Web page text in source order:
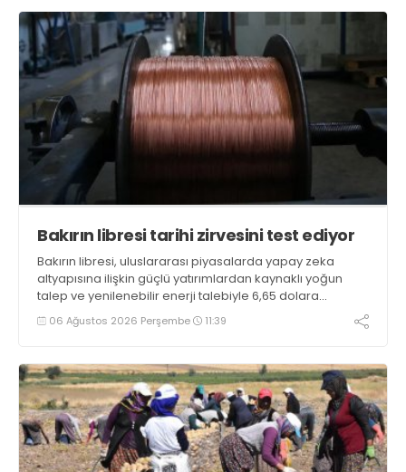
Bakırın libresi tarihi zirvesini test ediyor
Bakırın libresi, uluslararası piyasalarda yapay zeka
altyapısına ilişkin güçlü yatırımlardan kaynaklı yoğun
talep ve yenilenebilir enerji talebiyle 6,65 dolara
ulaşarak tarihi zirvesini test ediyor
06 Ağustos 2026 Perşembe 11:39